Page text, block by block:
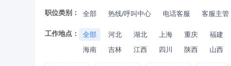
职位类别： 全部 热线/呼叫中心 电话客服 客服主管
工作地点： 全部 河北 湖北 上海 重庆 福建
海南
吉林 江西 四川 陕西 山西